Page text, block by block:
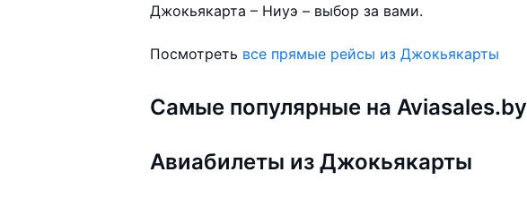
Джокьякарта – Ниуэ – выбор за вами.
Посмотреть все прямые рейсы из Джокьякарты
Самые популярные на Aviasales.by
Авиабилеты из Джокьякарты